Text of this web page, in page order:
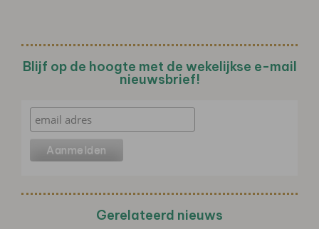
Blijf op de hoogte met de wekelijkse e-mail
nieuwsbrief!
Gerelateerd nieuws